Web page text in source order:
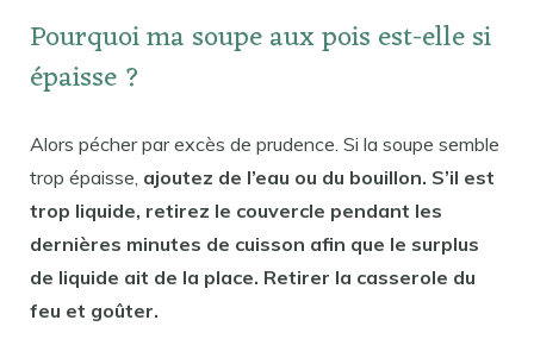
Pourquoi ma soupe aux pois est-elle si
épaisse ?
Alors pécher par excès de prudence. Si la soupe semble
trop épaisse, ajoutez de l’eau ou du bouillon. S’il est
trop liquide, retirez le couvercle pendant les
dernières minutes de cuisson afin que le surplus
de liquide ait de la place. Retirer la casserole du
feu et goûter.